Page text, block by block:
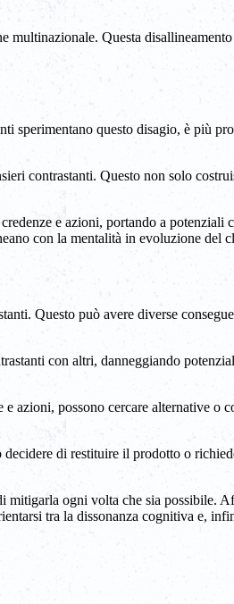
multinazionale. Questa
sperimentano questo disagio, è più
contrastanti. Questo non solo
e azioni, portando a potenziali
con la mentalità in evoluzione del
Questo può avere diverse
con altri, danneggiando
azioni, possono cercare alternative o
di restituire il prodotto o
mitigarla ogni volta che sia possibile.
tra la dissonanza cognitiva e,